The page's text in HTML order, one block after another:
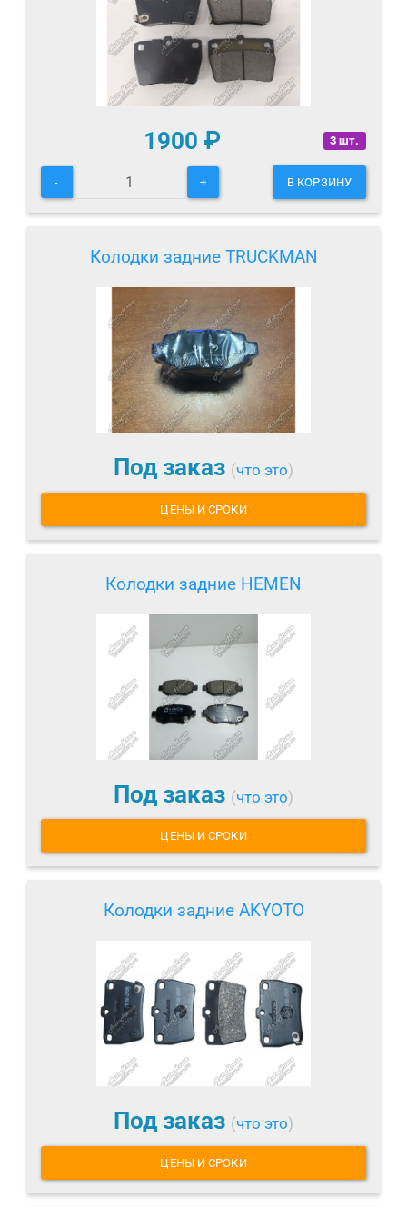
3 шт.
1900 ₽
- + В КОРЗИНУ
Колодки задние TRUCKMAN
Под заказ (что это)
ЦЕНЫ И СРОКИ
Колодки задние HEMEN
Под заказ (что это)
ЦЕНЫ И СРОКИ
Колодки задние AKYOTO
Под заказ (что это)
ЦЕНЫ И СРОКИ